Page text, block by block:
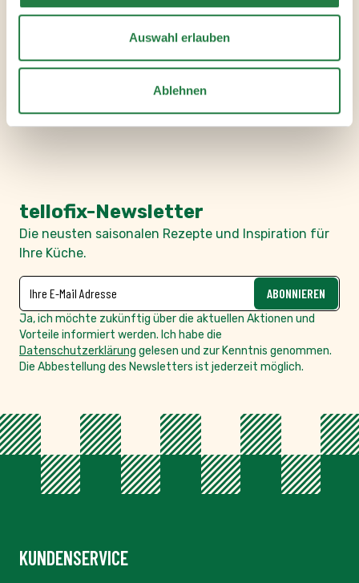
Auswahl erlauben
Ablehnen
Gemüsekreationen den
gutem Gewissen: ganz ohne
Geschmacksverstärker,
Palmfett und Hefeextrakt,
dazu vegan, gluten- und
IN DEN WARENKORB
tellofix-Newsletter
Die neusten saisonalen Rezepte und Inspiration für
Ihre Küche.
NEWSLETTER E-Mailadresse
ABONNIEREN
Ja, ich möchte zukünftig über die aktuellen Aktionen und
Vorteile informiert werden. Ich habe die
Datenschutzerklärung gelesen und zur Kenntnis genommen.
Die Abbestellung des Newsletters ist jederzeit möglich.
KUNDENSERVICE